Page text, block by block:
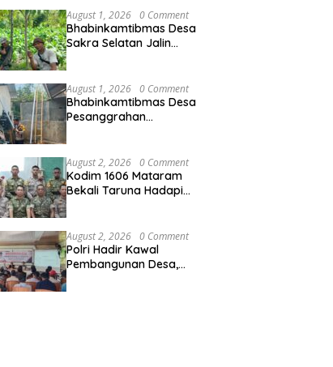
Himbauan Kamtibmas
kepada Warga
August 1, 2026 0 Comment
Bhabinkamtibmas Desa
Sakra Selatan Jalin
Harkamtibmas kepada
Warga
August 1, 2026 0 Comment
Bhabinkamtibmas Desa
Pesanggrahan
Warga Berperan Aktif
Menjaga Kamtibmas
August 2, 2026 0 Comment
Kodim 1606 Mataram
Bekali Taruna Hadapi
August 2, 2026 0 Comment
Polri Hadir Kawal
Pembangunan Desa,